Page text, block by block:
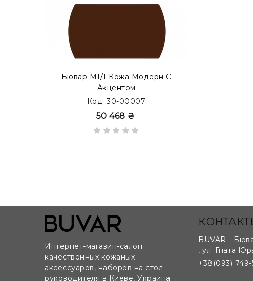
Возможно изготовление бюваров на заказ по
Бювар М1/1 Кожа Модерн С
Акцентом
Код: 30-00007
50 468 ₴
Интернет-магазин-салон
качественных кожаных
аксессуаров, наборов на стол
руководителя в Киеве, Украина
BUVAR -
, ул. Гната
+38(093) 749-